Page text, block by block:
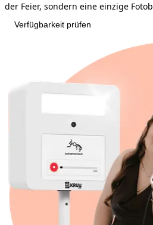
der Feier, sondern eine einzige
Verfügbarkeit prüfen